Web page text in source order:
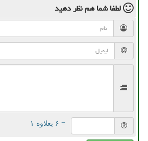
لطفا شما همنظر دهید
= ۶ بعلاوه ۱